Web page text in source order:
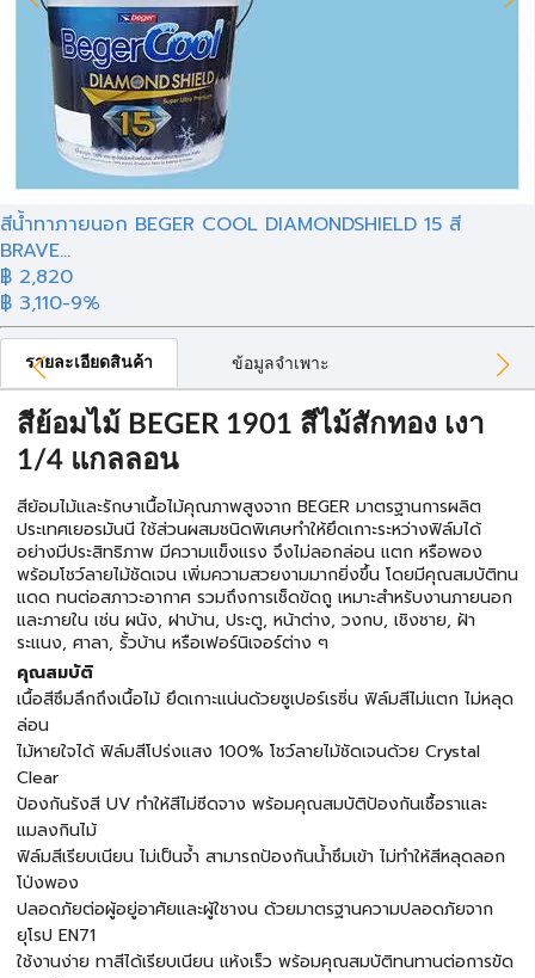
สีน้ำทาภายนอก BEGER COOL DIAMONDSHIELD 15 สี
BRAVE...
฿ 2,820
฿ 3,110-9%
รายละเอียดสินค้า ข้อมูลจำเพาะ
สีย้อมไม้ BEGER 1901 สีไม้สักทอง เงา
1/4 แกลลอน
สีย้อมไม้และรักษาเนื้อไม้คุณภาพสูงจาก BEGER มาตรฐานการผลิต
ประเทศเยอรมันนี ใช้ส่วนผสมชนิดพิเศษทำให้ยึดเกาะระหว่างฟิล์มได้
อย่างมีประสิทธิภาพ มีความแข็งแรง จึงไม่ลอกล่อน แตก หรือพอง
พร้อมโชว์ลายไม้ชัดเจน เพิ่มความสวยงามมากยิ่งขึ้น โดยมีคุณสมบัติทน
แดด ทนต่อสภาวะอากาศ รวมถึงการเช็ดขัดถู เหมาะสำหรับงานภายนอก
และภายใน เช่น ผนัง, ฝาบ้าน, ประตู, หน้าต่าง, วงกบ, เชิงชาย, ฝ้า
ระแนง, ศาลา, รั้วบ้าน หรือเฟอร์นิเจอร์ต่าง ๆ
คุณสมบัติ
เนื้อสีซึมลึกถึงเนื้อไม้ ยึดเกาะแน่นด้วยซูเปอร์เรซิ่น ฟิล์มสีไม่แตก ไม่หลุด
ล่อน
ไม้หายใจได้ ฟิล์มสีโปร่งแสง 100% โชว์ลายไม้ชัดเจนด้วย Crystal
Clear
ป้องกันรังสี UV ทำให้สีไม่ซีดจาง พร้อมคุณสมบัติป้องกันเชื้อราและ
แมลงกินไม้
ฟิล์มสีเรียบเนียน ไม่เป็นจ้ำ สามารถป้องกันน้ำซึมเข้า ไม่ทำให้สีหลุดลอก
โป่งพอง
ปลอดภัยต่อผู้อยู่อาศัยและผู้ใชางน ด้วยมาตรฐานความปลอดภัยจาก
ยุโรป EN71
ใช้งานง่าย ทาสีได้เรียบเนียน แห้งเร็ว พร้อมคุณสมบัติทนทานต่อการขัด